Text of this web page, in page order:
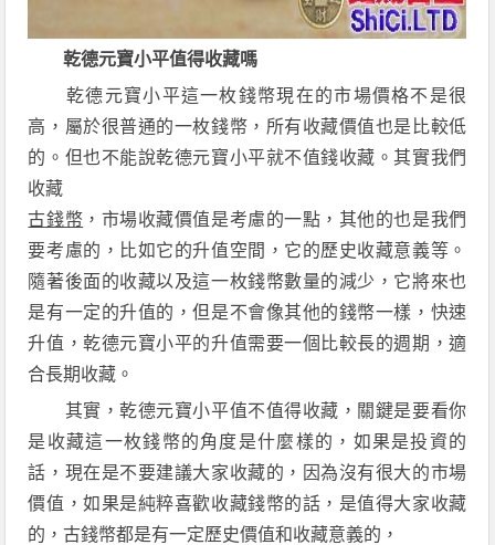
乾德元寶小平值得收藏嗎
乾德元寶小平這一枚錢幣現在的市場價格不是很
高，屬於很普通的一枚錢幣，所有收藏價值也是比較低
的。但也不能說乾德元寶小平就不值錢收藏。其實我們
收藏
古錢幣 ，市場收藏價值是考慮的一點，其他的也是我們
要考慮的，比如它的升值空間，它的歷史收藏意義等。
隨著後面的收藏以及這一枚錢幣數量的減少，它將來也
是有一定的升值的，但是不會像其他的錢幣一樣，快速
升值，乾德元寶小平的升值需要一個比較長的週期，適
合長期收藏。
其實，乾德元寶小平值不值得收藏，關鍵是要看你
是收藏這一枚錢幣的角度是什麼樣的，如果是投資的
話，現在是不要建議大家收藏的，因為沒有很大的市場
價值，如果是純粹喜歡收藏錢幣的話，是值得大家收藏
的，古錢幣都是有一定歷史價值和收藏意義的，